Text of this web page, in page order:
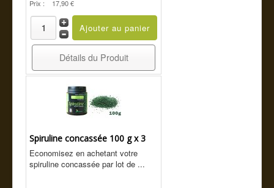
Prix : 17,90 €
Détails du Produit
Spiruline concassée 100 g x 3
Economisez en achetant votre
spiruline concassée par lot de ...